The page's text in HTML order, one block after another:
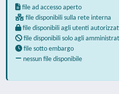
file ad accesso aperto
file disponibili sulla rete interna
file disponibili agli utenti
file disponibili solo agli
file sotto embargo
nessun file disponibile